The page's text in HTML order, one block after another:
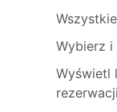
Wybierz i
Wyświetl
rezerwacji